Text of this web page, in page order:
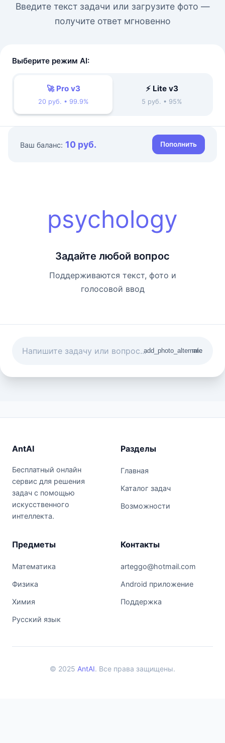
Введите текст задачи или загрузите фото —
получите ответ мгновенно
Выберите режим AI:
🚀 Pro v3
20 руб. • 99.9%
⚡ Lite v3
5 руб. • 95%
Ваш баланс: 10 руб. Пополнить
psychology
Задайте любой вопрос
Поддерживаются текст, фото и
голосовой ввод
add_photo_alternate
mic
AntAI
Бесплатный онлайн
сервис для решения
задач с помощью
искусственного
интеллекта.
Разделы
Главная
Каталог задач
Возможности
Предметы
Математика
Физика
Химия
Русский язык
Контакты
arteggo@hotmail.com
Android приложение
Поддержка
© 2025 AntAI. Все права защищены.